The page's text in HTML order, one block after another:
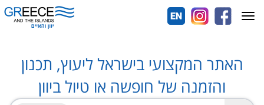
האתר המקצועי בישראל ליעוץ, תכנון
והזמנה של חופשה או טיול ביוון
Toggle
navigation